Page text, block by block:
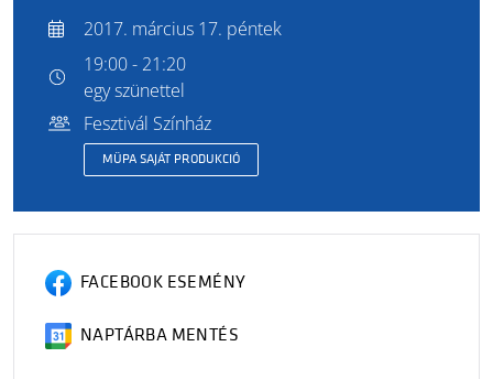
2017. március 17. péntek
19:00 - 21:20
egy szünettel
Fesztivál Színház
MÜPA SAJÁT PRODUKCIÓ
FACEBOOK ESEMÉNY
NAPTÁRBA MENTÉS